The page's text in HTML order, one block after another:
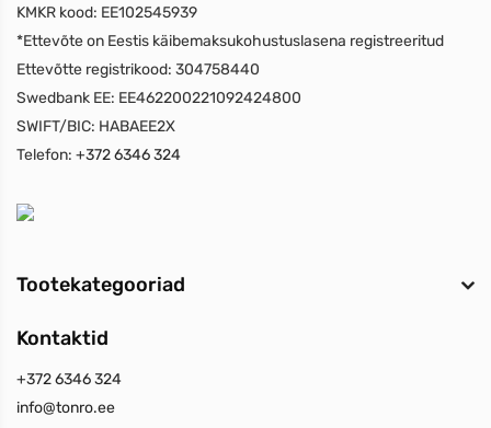
KMKR kood: EE102545939
*Ettevõte on Eestis käibemaksukohustuslasena registreeritud
Ettevõtte registrikood: 304758440
Swedbank EE: EE462200221092424800
SWIFT/BIC: HABAEE2X
Telefon: +372 6346 324
Tootekategooriad
Kontaktid
+372 6346 324
info@tonro.ee